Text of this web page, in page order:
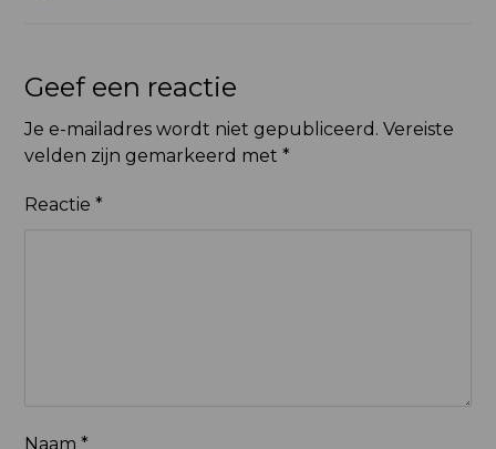
Geef een reactie
Je e-mailadres wordt niet gepubliceerd. Vereiste
velden zijn gemarkeerd met*
Reactie*
Naam*